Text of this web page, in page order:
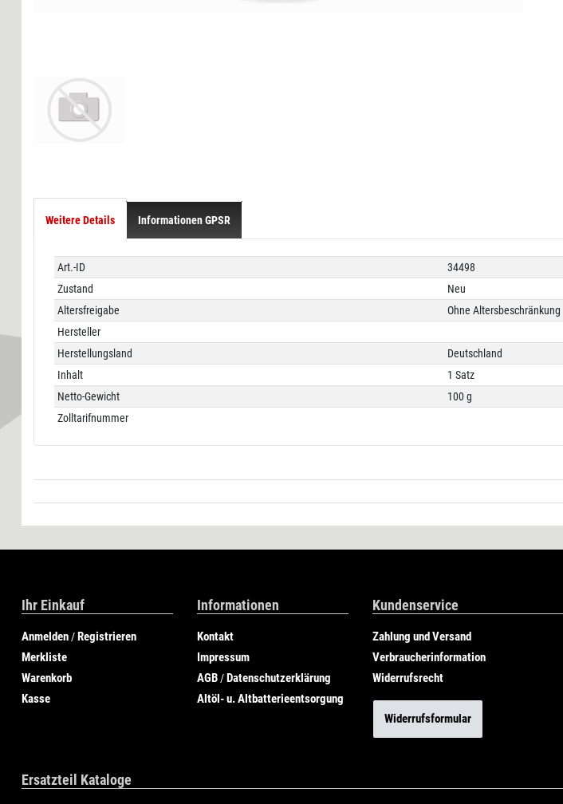
Weitere Details Informationen GPSR
Technisches
Merkmal
Wert
Art.-ID
34498
Zustand
Neu
Altersfreigabe
Ohne Altersbeschränkung
Hersteller
Herstellungsland
Deutschland
Inhalt
1 Satz
Netto-Gewicht
100 g
Zolltarifnummer
Ihr Einkauf
Anmelden /Registrieren
Merkliste
Warenkorb
Kasse
Informationen
Kontakt
Impressum
AGB /Datenschutzerklärung
Altöl- u. Altbatterieentsorgung
Kundenservice
Zahlung und Versand
Verbraucherinformation
Widerrufsrecht
Widerrufsformular
Ersatzteil Kataloge